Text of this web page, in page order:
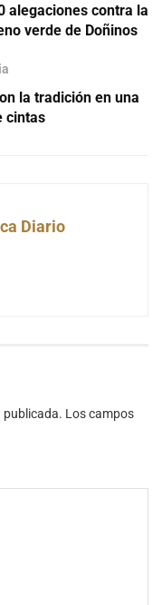
alegaciones contra la
verde de Doñinos
la tradición en una
cintas
Diario
publicada. Los campos